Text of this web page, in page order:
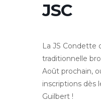
JSC
La JS Condette
traditionnelle
Août prochain,
inscriptions dès
Guilbert !